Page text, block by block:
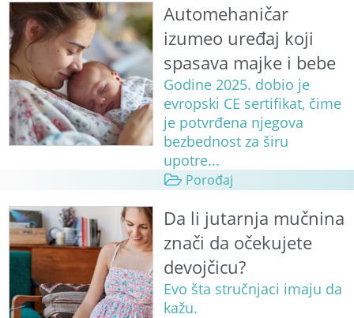
Automehaničar
izumeo uređaj koji
spasava majke i bebe
Godine 2025. dobio je
evropski CE sertifikat, čime
je potvrđena njegova
bezbednost za širu
upotre...
Porođaj
Da li jutarnja mučnina
znači da očekujete
devojčicu?
Evo šta stručnjaci imaju da
kažu.